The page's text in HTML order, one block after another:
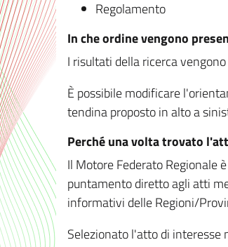
Regolamento
In che ordine vengono
I risultati della ricerca
È possibile modificare
tendina proposto in alto a
Perché una volta trovato
Il Motore Federato Regionale
puntamento diretto agli atti
informativi delle Regioni/
Selezionato l'atto di interesse